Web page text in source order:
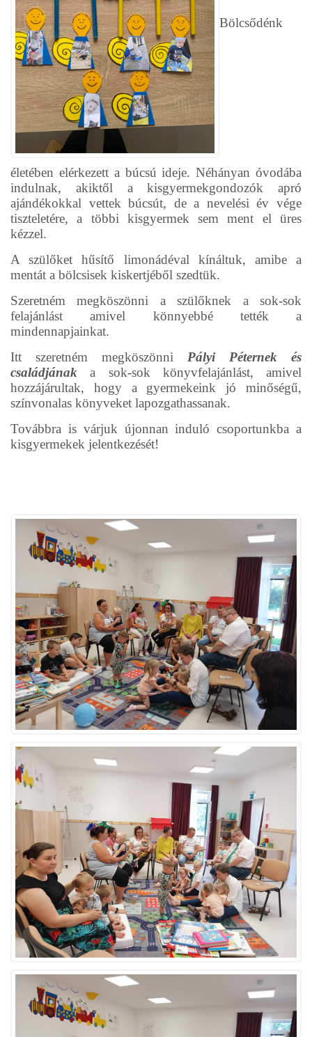
Bölcsődénk
életében elérkezett a búcsú ideje. Néhányan óvodába
indulnak, akiktől a kisgyermekgondozók apró
ajándékokkal vettek búcsút, de a nevelési év vége
tiszteletére, a többi kisgyermek sem ment el üres
kézzel.
A szülőket hűsítő limonádéval kínáltuk, amibe a
mentát a bölcsisek kiskertjéből szedtük.
Szeretném megköszönni a szülőknek a sok-sok
felajánlást amivel könnyebbé tették a
mindennapjainkat.
Itt szeretném megköszönni Pályi Péternek és
családjának a sok-sok könyvfelajánlást, amivel
hozzájárultak, hogy a gyermekeink jó minőségű,
színvonalas könyveket lapozgathassanak.
Továbbra is várjuk újonnan induló csoportunkba a
kisgyermekek jelentkezését!